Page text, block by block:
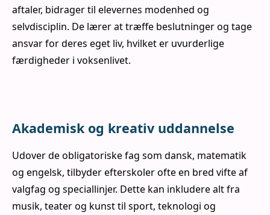
aftaler, bidrager til elevernes modenhed og
selvdisciplin. De lærer at træffe beslutninger og tage
ansvar for deres eget liv, hvilket er uvurderlige
færdigheder i voksenlivet.
Akademisk og kreativ uddannelse
Udover de obligatoriske fag som dansk, matematik
og engelsk, tilbyder efterskoler ofte en bred vifte af
valgfag og speciallinjer. Dette kan inkludere alt fra
musik, teater og kunst til sport, teknologi og